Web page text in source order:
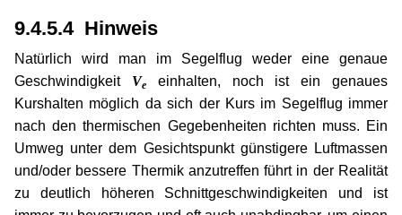
9.4.5.4 Hinweis
Natürlich wird man im Segelflug weder eine genaue
Geschwindigkeit Veeinhalten, noch ist ein genaues
Kurshalten möglich da sich der Kurs im Segelflug immer
nach den thermischen Gegebenheiten richten muss. Ein
Umweg unter dem Gesichtspunkt günstigere Luftmassen
und/oder bessere Thermik anzutreffen führt in der Realität
zu deutlich höheren Schnittgeschwindigkeiten und ist